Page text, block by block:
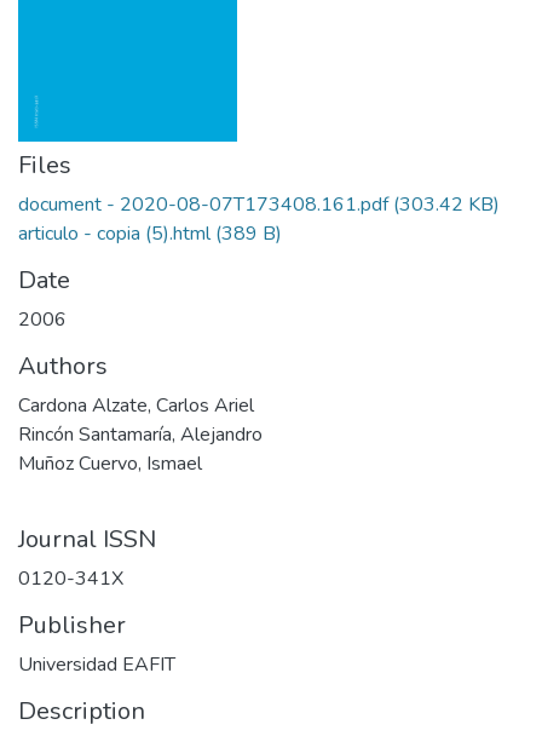
Files
document - 2020-08-07T173408.161.pdf(303.42 KB)
articulo - copia (5).html(389 B)
Date
2006
Authors
Cardona Alzate, Carlos Ariel
Rincón Santamaría, Alejandro
Muñoz Cuervo, Ismael
Journal ISSN
0120-341X
Publisher
Universidad EAFIT
Description